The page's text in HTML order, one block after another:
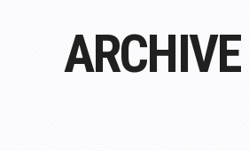
ARCHIVE